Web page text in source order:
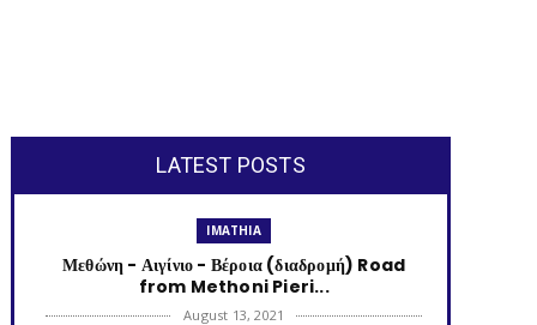
LATEST POSTS
IMATHIA
Μεθώνη - Αιγίνιο - Βέροια (διαδρομή) Road
from Methoni Pieri...
August 13, 2021